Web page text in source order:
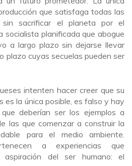
que satisfaga todas las
sin sacrificar el planeta por el
socialista planificada que abogue
a largo plazo sin dejarse llevar
plazo cuyas secuelas pueden ser
intenten hacer creer que su
es la única posible, es falso y hay
deberían ser los ejemplos a
las que comenzar a construir la
para el medio ambiente.
a experiencias que
del ser humano: el